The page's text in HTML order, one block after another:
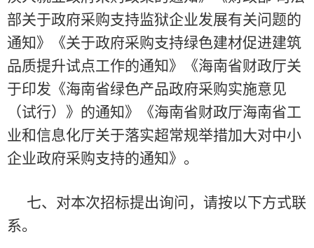
部关于政府采购支持监狱企业发展有关问题的
通知》《关于政府采购支持绿色建材促进建筑
品质提升试点工作的通知》《海南省财政厅关
于印发《海南省绿色产品政府采购实施意见
（试行）》的通知》《海南省财政厅海南省工
业和信息化厅关于落实超常规举措加大对中小
企业政府采购支持的通知》 。
七、对本次招标提出询问，请按以下方式联
系。